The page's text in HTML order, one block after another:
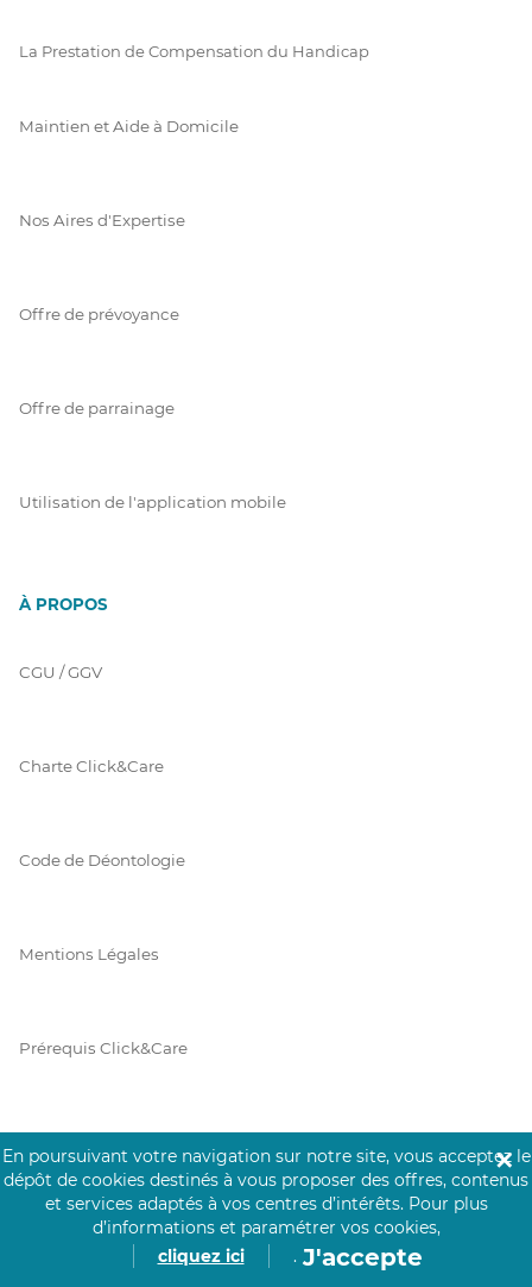
La Prestation de Compensation du Handicap
Maintien et Aide à Domicile
Nos Aires d'Expertise
Offre de prévoyance
Offre de parrainage
Utilisation de l'application mobile
À PROPOS
CGU / GGV
Charte Click&Care
Code de Déontologie
Mentions Légales
Prérequis Click&Care
Vie Privée
En poursuivant votre navigation sur notre site, vous acceptez le
dépôt de cookies destinés à vous proposer des offres, contenus
et services adaptés à vos centres d’intérêts. Pour plus
d’informations et paramétrer vos cookies,
cliquez ici
. J'accepte
✕